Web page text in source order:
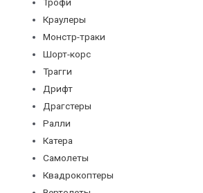
Краулеры
Монстр-траки
Шорт-корс
Трагги
Дрифт
Драгстеры
Ралли
Катера
Самолеты
Квадрокоптеры